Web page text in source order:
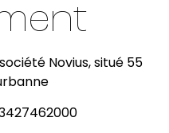
Novius, situé 55